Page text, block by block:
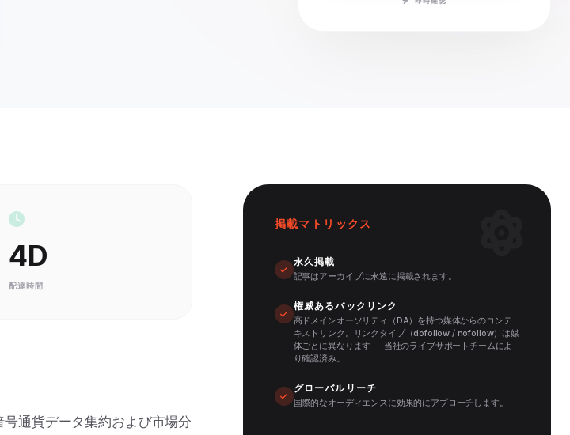
4D
配達時間
通貨データ集約および市場分
掲載マトリックス
永久掲載
記事はアーカイブに永遠に掲載されます。
権威あるバックリンク
高ドメインオーソリティ（DA）を持つ媒体からのコンテ
キストリンク。リンクタイプ（dofollow / nofollow）は媒
体ごとに異なります — 当社のライブサポートチームによ
り確認済み。
グローバルリーチ
国際的なオーディエンスに効果的にアプローチします。